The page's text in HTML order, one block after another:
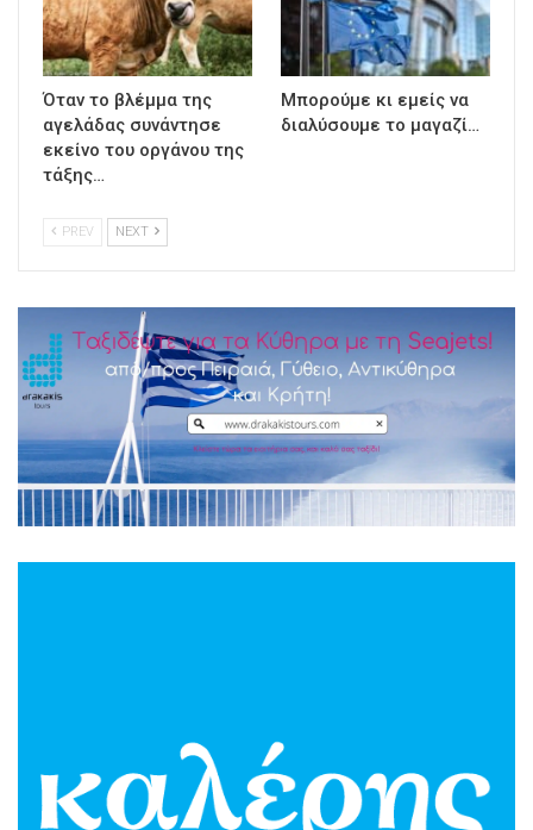
Όταν το βλέμμα της
αγελάδας συνάντησε
εκείνο του οργάνου της
τάξης…
Μπορούμε κι εμείς να
διαλύσουμε το μαγαζί…
PREV NEXT